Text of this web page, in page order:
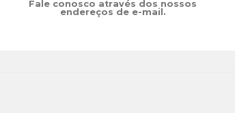
Fale conosco através dos nossos
endereços de e-mail.